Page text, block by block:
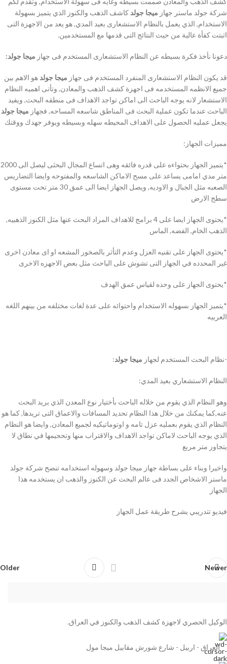
شركة جولد ماستر جهاز ميجا جولد كاشف الذهب والكنوز الذي يتميز بسهولة
الاستخدام, الذي يعمل بالنظام الاستشعارى بعيد المدي, هو يعد من الاجهزة التى
اثبتت كفأة عالية من حيث النتائج التى قدمها مع المستخدمين.
دعونا نأخذ فكرة بسيطه عن النظام الاستشعارى المستخدم فى جهاز ميجا جولد:
قد يكون النظام الاستشعارى المنفرد المستخدم فى جهاز ميجا جولد هو الاهم بين
جميع الانظمه المستخدمه فى اجهزة كشف الذهب والمعادن, وتأتى اهميه النظام
الاستشعار لانه يوجه الباحث الى اماكن تواجد الاهداف فى منطقه البحث, ويفيد
الباحث عندما تكون عملية البحث فى المناطق شاسعه المساحه, فجهاز ميجا جولد
يجعل عمليه الحصول على الاهداف المحيطه سهله وبسيطه ويوفر جهدك ووقتك
مميزات الجهاز:
*يتميز الجهاز بحتواءه على قدره فائقه وهى اتساع المجال البحثى ليصل الى 2000
متر مدي امامى يساعد على مسح الاماكن الشاسعه والمفتوحه وايضا التضاريس
الصعبه مثل الجبال و الاوديه, ويصل الجهاز ايضا الى عمق 30 متر تحت مستوى
سطح الارض
*يحتوى الجهاز ايضا على 4 برامج للاهداف المراد البحث عنها مثل الكنوز الذهبيه,
الذهب الخام, الفضه, الماس
*يحتوى الجهاز على تقنيه العزل وعدم التأثر بالصخور المشعه او اى معادن اخرى
غير المحدده في الجهاز التى تشوش على الباحث مثل بعض الاجهزه الاخرى
*يحتوى الجهاز على وحده لقياس عمق الهدف
*يتميز الجهاز بسهوله الاستخدام واحتوائه على عدة لغات مختلفه من بينهم اللغه
العربيه
-نظام البحث المستخدم لجهاز ميجا جولد:
النظام الاستشعاري بعيد المدي:
وهو النظام الذي يقوم من خلاله الباحث بأختيار نوع المعدن الذي يريد البحث
عنه,كما يمكنك من خلال هذا النظام تحديد المسافات والاعماق التى تريدها, كما هو
النظام الذي يقوم بعمليه عزل تامه و اوتوماتيكيه لجميع المعادن, وايضا هو النظام
الذي يوجه الباحث لاماكن تواجد الاهداف والاقتراب منها وتحجيمها في نطاق لا
يتجاوز متر مربع
واخيرا وبناء على بساطة جهاز ميجا جولد وسهوله استخدامه تنصح شركة جولد
ماستر الاشخاص الجدد فى عالم البحث عن الكنوز والذهب ان يستخدمه هذا
الجهاز
فيديو تتدريبي يشرح طريقة عمل الجهاز
Newer
Older
الوكيل الحصري لاجهزة كشف الذهب والكنوز في العراق.
العراق - اربيل - شارع شورش مقابيل ميجا مول